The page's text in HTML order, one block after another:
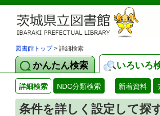
図書館トップ> 詳細検索
かんたん検索 いろいろ
詳細検索 NDC分類検索 新着資料
条件を詳しく設定して探